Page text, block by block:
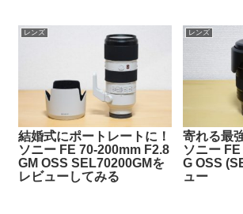
レンズ
結婚式にポートレートに！
ソニー FE 70-200mm F2.8
GM OSS SEL70200GMを
レビューしてみる
レンズ
寄れる最
ソニー
G OSS
ュー